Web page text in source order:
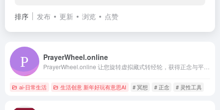
排序 发布 更新 浏览 点赞
PrayerWheel.online
ai-日常生活 生活创意 新年好玩有意思AI # 冥想 # 正念 # 灵性工具